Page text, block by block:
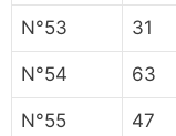
N°53 31
N°54 63
N°55 47